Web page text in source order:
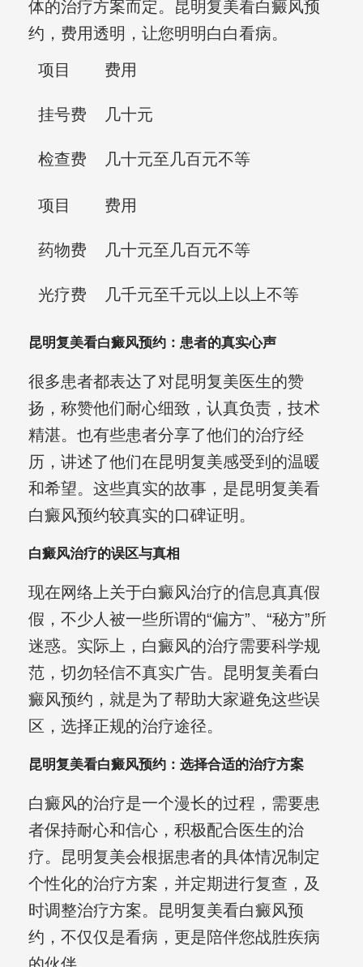
体的治疗方案而定。昆明复美看白癜风预
约，费用透明，让您明明白白看病。
项目 费用
挂号费 几十元
检查费 几十元至几百元不等
项目 费用
药物费 几十元至几百元不等
光疗费 几千元至千元以上以上不等
昆明复美看白癜风预约：患者的真实心声
很多患者都表达了对昆明复美医生的赞
扬，称赞他们耐心细致，认真负责，技术
精湛。也有些患者分享了他们的治疗经
历，讲述了他们在昆明复美感受到的温暖
和希望。这些真实的故事，是昆明复美看
白癜风预约较真实的口碑证明。
白癜风治疗的误区与真相
现在网络上关于白癜风治疗的信息真真假
假，不少人被一些所谓的“偏方”、“秘方”所
迷惑。实际上，白癜风的治疗需要科学规
范，切勿轻信不真实广告。昆明复美看白
癜风预约，就是为了帮助大家避免这些误
区，选择正规的治疗途径。
昆明复美看白癜风预约：选择合适的治疗方案
白癜风的治疗是一个漫长的过程，需要患
者保持耐心和信心，积极配合医生的治
疗。昆明复美会根据患者的具体情况制定
个性化的治疗方案，并定期进行复查，及
时调整治疗方案。昆明复美看白癜风预
约，不仅仅是看病，更是陪伴您战胜疾病